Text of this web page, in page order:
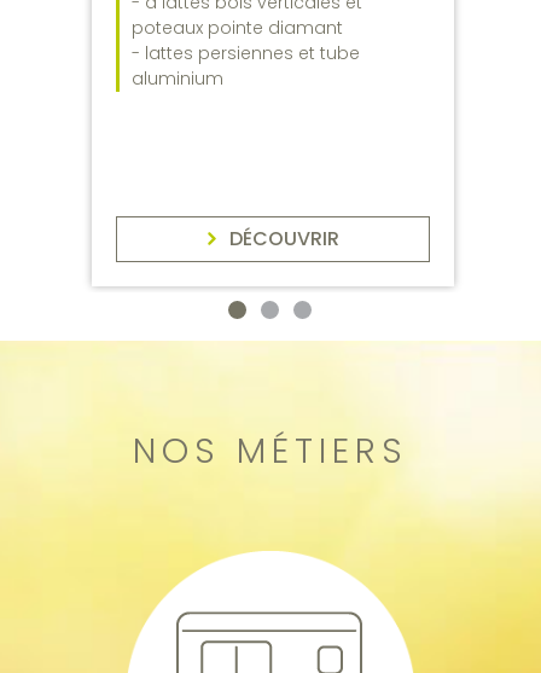
poteaux pointe diamant
- lattes persiennes et tube
aluminium
DÉCOUVRIR
NOS MÉTIERS